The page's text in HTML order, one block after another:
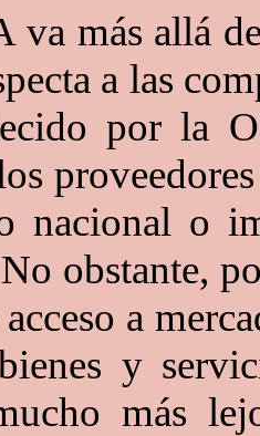
más allá de
a las
por la
nacional o
obstante,
a
y
más